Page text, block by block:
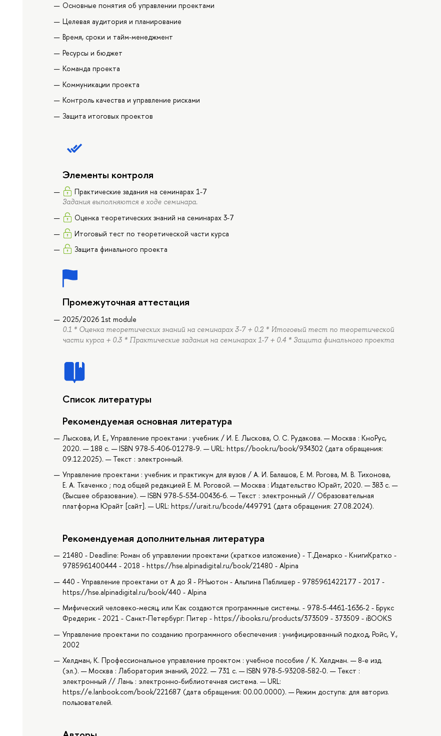
Основные понятия об управлении проектами
Целевая аудитория и планирование
Время, сроки и тайм-менеджмент
Ресурсы и бюджет
Команда проекта
Коммуникации проекта
Контроль качества и управление рисками
Защита итоговых проектов
Элементы контроля
Практические задания на семинарах 1-7
Задания выполняются в ходе семинара.
Оценка теоретических знаний на семинарах 3-7
Итоговый тест по теоретической части курса
Защита финального проекта
Промежуточная аттестация
2025/2026 1st module
0.1 * Оценка теоретических знаний на семинарах 3-7 + 0.2 * Итоговый тест по теоретической
части курса + 0.3 * Практические задания на семинарах 1-7 + 0.4 * Защита финального проекта
Список литературы
Рекомендуемая основная литература
Лыскова, И. Е., Управление проектами : учебник / И. Е. Лыскова, О. С. Рудакова. — Москва : КноРус,
2020. — 188 с. — ISBN 978-5-406-01278-9. — URL: https://book.ru/book/934302 (дата обращения:
09.12.2025). — Текст : электронный.
Управление проектами : учебник и практикум для вузов / А. И. Балашов, Е. М. Рогова, М. В. Тихонова,
Е. А. Ткаченко ; под общей редакцией Е. М. Роговой. — Москва : Издательство Юрайт, 2020. — 383 с. —
(Высшее образование). — ISBN 978-5-534-00436-6. — Текст : электронный // Образовательная
платформа Юрайт [сайт]. — URL: https://urait.ru/bcode/449791 (дата обращения: 27.08.2024).
Рекомендуемая дополнительная литература
21480 - Deadline: Роман об управлении проектами (краткое изложение) - Т.Демарко - КнигиКратко -
9785961400444 - 2018 - https://hse.alpinadigital.ru/book/21480 - Alpina
440 - Управление проектами от А до Я - Р.Ньютон - Альпина Паблишер - 9785961422177 - 2017 -
https://hse.alpinadigital.ru/book/440 - Alpina
Мифический человеко-месяц, или Как создаются программные системы. - 978-5-4461-1636-2 - Брукс
Фредерик - 2021 - Санкт-Петербург: Питер - https://ibooks.ru/products/373509 - 373509 - iBOOKS
Управление проектами по созданию программного обеспечения : унифицированный подход, Ройс, У.,
2002
Хелдман, К. Профессиональное управление проектом : учебное пособие / К. Хелдман. — 8-е изд.
(эл.). — Москва : Лаборатория знаний, 2022. — 731 с. — ISBN 978-5-93208-582-0. — Текст :
электронный // Лань : электронно-библиотечная система. — URL:
https://e.lanbook.com/book/221687 (дата обращения: 00.00.0000). — Режим доступа: для авториз.
пользователей.